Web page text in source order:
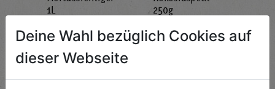
STK
1L
€ 5,99
€ 5,99 / STK
AUF DIE
250g
€ 3,99
AUF DIE
Deine Wahl bezüglich Cookies auf
dieser Webseite